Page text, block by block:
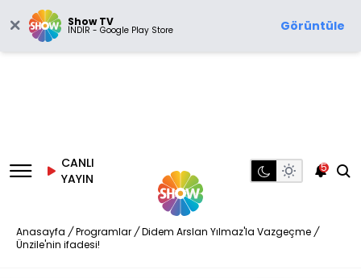
Show TV
İNDİR - Google Play Store Görüntüle
CANLI
YAYIN
5
Anasayfa / Programlar / Didem Arslan Yılmaz'la Vazgeçme /
Ünzile'nin ifadesi!